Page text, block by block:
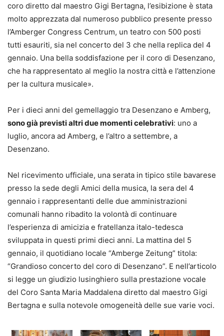
coro diretto dal maestro Gigi Bertagna, l’esibizione è stata
molto apprezzata dal numeroso pubblico presente presso
l’Amberger Congress Centrum, un teatro con 500 posti
tutti esauriti, sia nel concerto del 3 che nella replica del 4
gennaio. Una bella soddisfazione per il coro di Desenzano,
che ha rappresentato al meglio la nostra città e l’attenzione
per la cultura musicale».
Per i dieci anni del gemellaggio tra Desenzano e Amberg,
sono già previsti altri due momenti celebrativi: uno a
luglio, ancora ad Amberg, e l’altro a settembre, a
Desenzano.
Nel ricevimento ufficiale, una serata in tipico stile bavarese
presso la sede degli Amici della musica, la sera del 4
gennaio i rappresentanti delle due amministrazioni
comunali hanno ribadito la volontà di continuare
l’esperienza di amicizia e fratellanza italo-tedesca
sviluppata in questi primi dieci anni. La mattina del 5
gennaio, il quotidiano locale “Amberge Zeitung” titola:
“Grandioso concerto del coro di Desenzano”. E nell’articolo
si legge un giudizio lusinghiero sulla prestazione vocale
del Coro Santa Maria Maddalena diretto dal maestro Gigi
Bertagna e sulla notevole omogeneità delle sue varie voci.